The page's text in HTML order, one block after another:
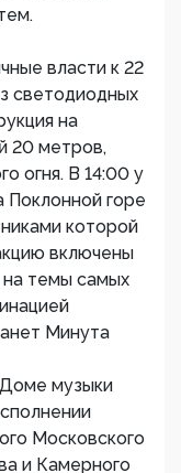
власти к 22
светодиодных
на
20 метров,
огня. В 14:00 у
горе
которой
включены
на темы самых
Минута
музыки
Московского
и Камерного